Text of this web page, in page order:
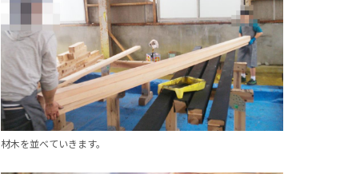
材木を並べていきます。